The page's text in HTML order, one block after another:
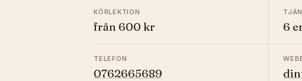
KÖRLEKTION
från 600 kr 6
TELEFON
0762665689